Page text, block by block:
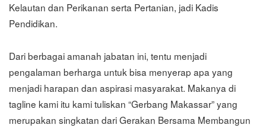
Kelautan dan Perikanan serta Pertanian, jadi Kadis
Pendidikan.
Dari berbagai amanah jabatan ini, tentu menjadi
pengalaman berharga untuk bisa menyerap apa yang
menjadi harapan dan aspirasi masyarakat. Makanya di
tagline kami itu kami tuliskan “Gerbang Makassar” yang
merupakan singkatan dari Gerakan Bersama Membangun